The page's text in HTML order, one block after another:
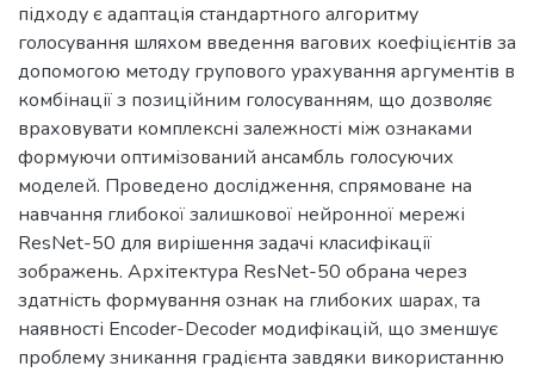
підходу є адаптація стандартного алгоритму
голосування шляхом введення вагових коефіцієнтів за
допомогою методу групового урахування аргументів в
комбінації з позиційним голосуванням, що дозволяє
враховувати комплексні залежності між ознаками
формуючи оптимізований ансамбль голосуючих
моделей. Проведено дослідження, спрямоване на
навчання глибокої залишкової нейронної мережі
ResNet-50 для вирішення задачі класифікації
зображень. Архітектура ResNet-50 обрана через
здатність формування ознак на глибоких шарах, та
наявності Encoder-Decoder модифікацій, що зменшує
проблему зникання градієнта завдяки використанню